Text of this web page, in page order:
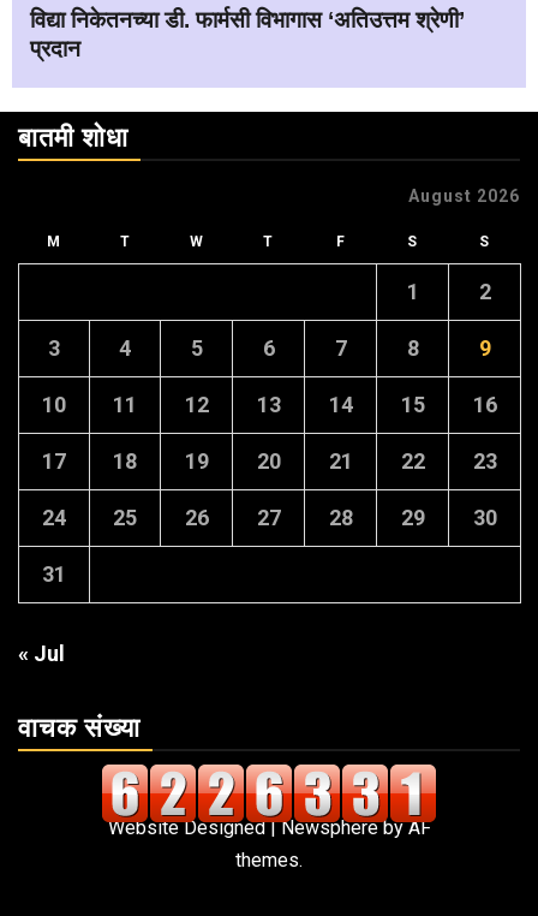
विद्या निकेतनच्या डी. फार्मसी विभागास ‘अतिउत्तम श्रेणी’
प्रदान
बातमी शोधा
August 2026
M T W T F S S
1 2
3 4 5 6 7 8 9
10 11 12 13 14 15 16
17 18 19 20 21 22 23
24 25 26 27 28 29 30
31
« Jul
वाचक संख्या
Website Designed|Newsphereby AF
themes.